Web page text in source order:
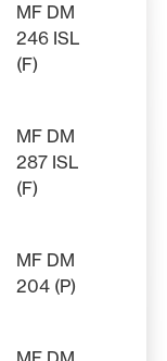
MF DM
246 ISL
(F)
MF DM
287 ISL
(F)
MF DM
204 (P)